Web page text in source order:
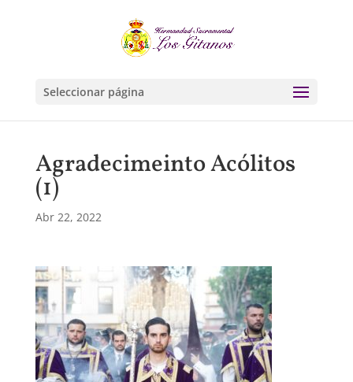
Seleccionar página
Agradecimeinto Acólitos
(1)
Abr 22, 2022